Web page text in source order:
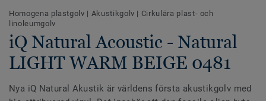
Homogena plastgolv | Akustikgolv | Cirkulära plast- och
linoleumgolv
iQ Natural Acoustic - Natural
LIGHT WARM BEIGE 0481
Nya iQ Natural Akustik är världens första akustikgolv med